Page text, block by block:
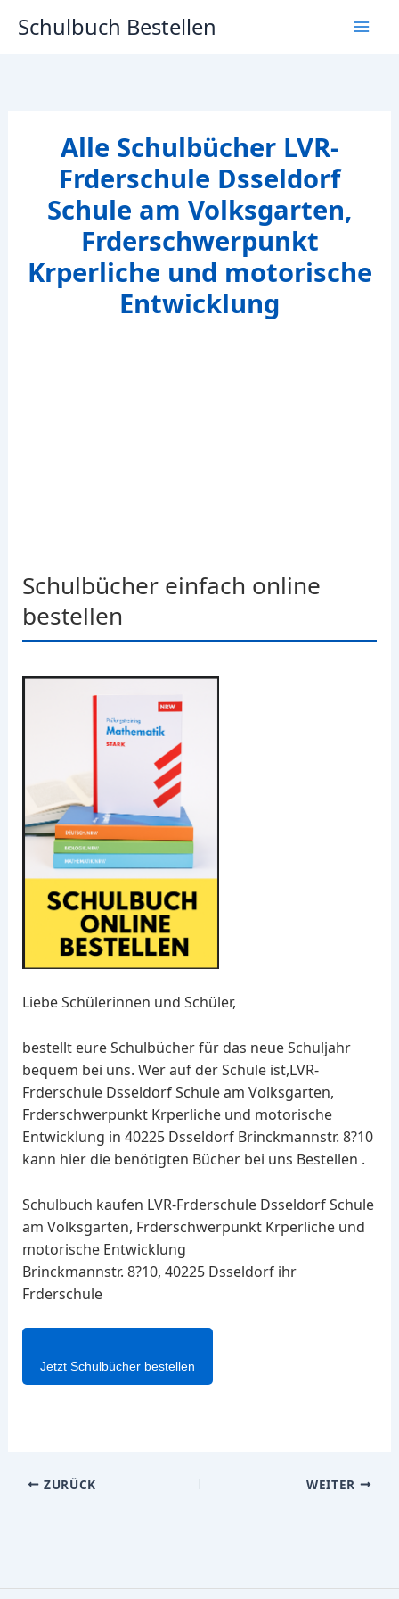
InhaltSchulbuch Bestellen
Alle Schulbücher LVR-
Frderschule Dsseldorf
Schule am Volksgarten,
Frderschwerpunkt
Krperliche und motorische
Entwicklung
Schulbücher einfach online
bestellen
Liebe Schülerinnen und Schüler,
bestellt eure Schulbücher für das neue Schuljahr
bequem bei uns. Wer auf der Schule ist,LVR-
Frderschule Dsseldorf Schule am Volksgarten,
Frderschwerpunkt Krperliche und motorische
Entwicklung in 40225 Dsseldorf Brinckmannstr. 8?10
kann hier die benötigten Bücher bei uns Bestellen .
Schulbuch kaufen LVR-Frderschule Dsseldorf Schule
am Volksgarten, Frderschwerpunkt Krperliche und
motorische Entwicklung
Brinckmannstr. 8?10, 40225 Dsseldorf ihr
Frderschule
Jetzt Schulbücher bestellen
ZURÜCK WEITER